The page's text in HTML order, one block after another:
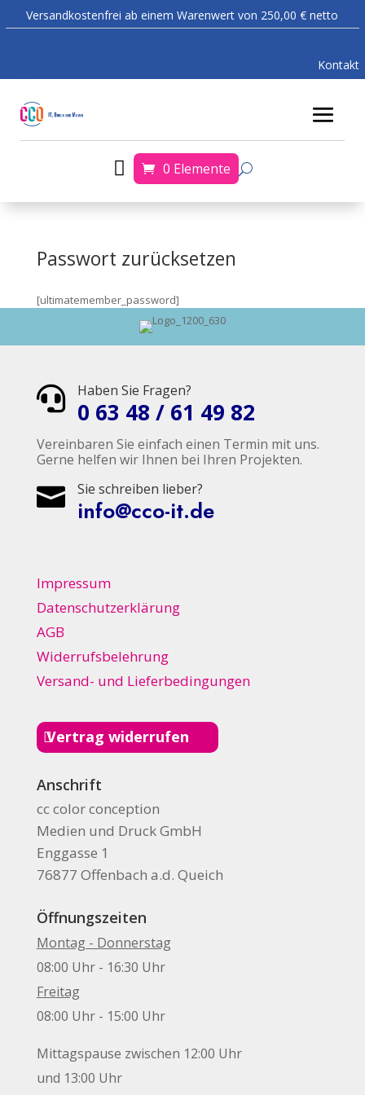
Versandkostenfrei ab einem Warenwert von 250,00 € netto
Kontakt
 0 Elemente
Passwort zurücksetzen
[ultimatemember_password]
 Haben Sie Fragen?
0 63 48 / 61 49 82
Vereinbaren Sie einfach einen Termin mit uns.
Gerne helfen wir Ihnen bei Ihren Projekten.
 Sie schreiben lieber?
info@cco-it.de
Impressum
Datenschutzerklärung
AGB
Widerrufsbelehrung
Versand- und Lieferbedingungen
Vertrag widerrufen
Anschrift
cc color conception
Medien und Druck GmbH
Enggasse 1
76877 Offenbach a.d. Queich
Öffnungszeiten
Montag - Donnerstag
08:00 Uhr - 16:30 Uhr
Freitag
08:00 Uhr - 15:00 Uhr
Mittagspause zwischen 12:00 Uhr
und 13:00 Uhr